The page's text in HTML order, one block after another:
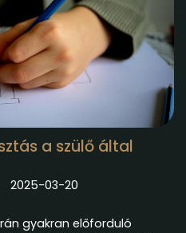
a szülő által
2025-03-20
gyakran előforduló